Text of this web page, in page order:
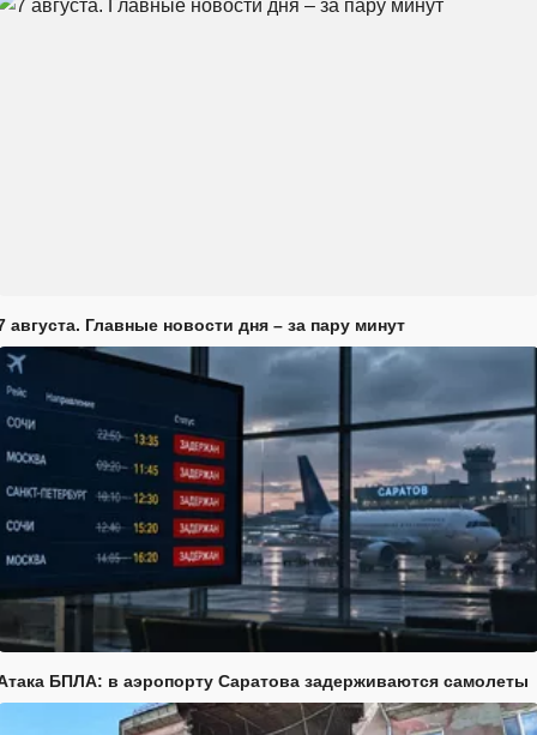
августа. Главные новости дня – за пару минут
БПЛА: в аэропорту Саратова задерживаются самолеты